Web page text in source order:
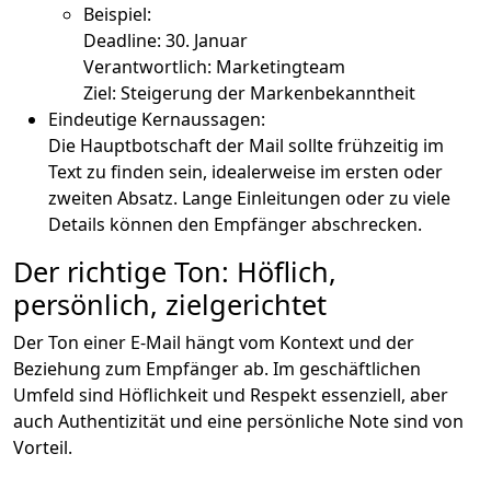
Beispiel:
Deadline: 30. Januar
Verantwortlich: Marketingteam
Ziel: Steigerung der Markenbekanntheit
Eindeutige Kernaussagen:
Die Hauptbotschaft der Mail sollte frühzeitig im
Text zu finden sein, idealerweise im ersten oder
zweiten Absatz. Lange Einleitungen oder zu viele
Details können den Empfänger abschrecken.
Der richtige Ton: Höflich,
persönlich, zielgerichtet
Der Ton einer E-Mail hängt vom Kontext und der
Beziehung zum Empfänger ab. Im geschäftlichen
Umfeld sind Höflichkeit und Respekt essenziell, aber
auch Authentizität und eine persönliche Note sind von
Vorteil.